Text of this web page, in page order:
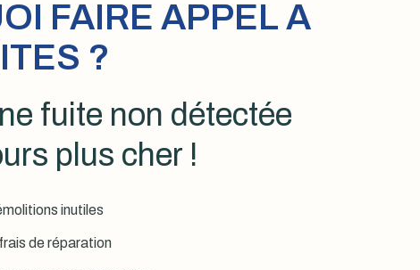
FAIRE APPEL A
?
fuite non détectée
plus cher !
inutiles
de réparation